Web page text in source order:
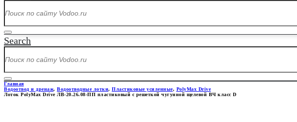
Search
Главная
Водоотвод и дренаж, Водоотводные лотки, Пластиковые усиленные, PolyMax Drive
Лоток PolyMax Drive ЛВ-20.26.08-ПП пластиковый с решеткой чугунной щелевой ВЧ класс D